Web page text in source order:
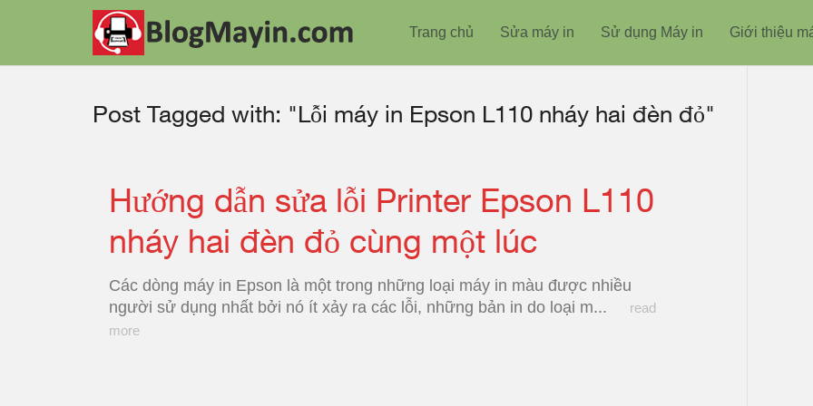
Trang chủ Sửa máy in Sử dụng Máy in Giới thiệu
Post Tagged with: "Lỗi máy in Epson L110 nháy hai đèn đỏ"
Hướng dẫn sửa lỗi Printer Epson L110
nháy hai đèn đỏ cùng một lúc
Các dòng máy in Epson là một trong những loại máy in màu được nhiều
người sử dụng nhất bởi nó ít xảy ra các lỗi, những bản in do loại m...
read
more